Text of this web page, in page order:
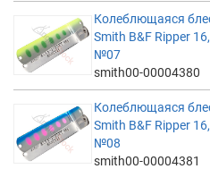
Колеблющаяся
Smith B&F Ripper
№07
smith00-00004380
Колеблющаяся
Smith B&F Ripper
№08
smith00-00004381